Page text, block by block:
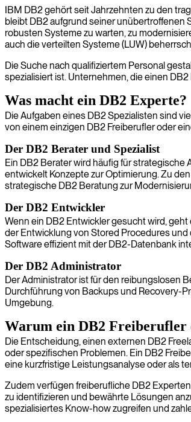
Wir liefern professionelle DB2-
Geschäftsanforderungen abgestimmt sind.
IBM DB2 gehört seit Jahrzehnten zu den
bleibt DB2 aufgrund seiner unübertroffenen
robusten Systeme zu warten, zu
auch die verteilten Systeme (LUW)
Die Suche nach qualifiziertem Personal
spezialisiert ist. Unternehmen, die einen
Was macht ein DB2 Experte?
Die Aufgaben eines DB2 Spezialisten sind
von einem einzigen DB2 Freiberufler oder
Der DB2 Berater und Spezialist
Ein DB2 Berater wird häufig für
entwickelt Konzepte zur Optimierung. Zu
strategische DB2 Beratung zur
Der DB2 Entwickler
Wenn ein DB2 Entwickler gesucht wird,
der Entwicklung von Stored Procedures
Software effizient mit der DB2-Datenbank
Der DB2 Administrator
Der Administrator ist für den reibungslosen
Durchführung von Backups und Recovery-
Umgebung.
Warum ein DB2
Die Entscheidung, einen externen DB2
oder spezifischen Problemen. Ein DB2
eine kurzfristige Leistungsanalyse oder als
Zudem verfügen freiberufliche DB2
zu identifizieren und bewährte Lösungen
spezialisiertes Know-how zugreifen und